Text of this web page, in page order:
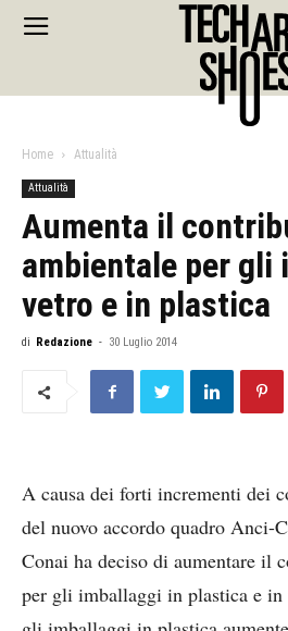
Home Attualità
Attualità
Aumenta il
ambientale per gli
vetro e in plastica
di Redazione - 30 Luglio 2014
A causa dei forti incrementi dei
del nuovo accordo quadro Anci-
Conai ha deciso di aumentare il
per gli imballaggi in plastica e